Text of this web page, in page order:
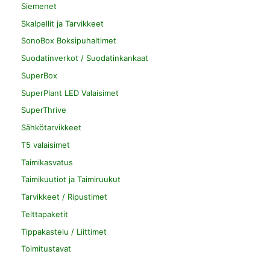
Siemenet
Skalpellit ja Tarvikkeet
SonoBox Boksipuhaltimet
Suodatinverkot / Suodatinkankaat
SuperBox
SuperPlant LED Valaisimet
SuperThrive
Sähkötarvikkeet
T5 valaisimet
Taimikasvatus
Taimikuutiot ja Taimiruukut
Tarvikkeet / Ripustimet
Telttapaketit
Tippakastelu / Liittimet
Toimitustavat